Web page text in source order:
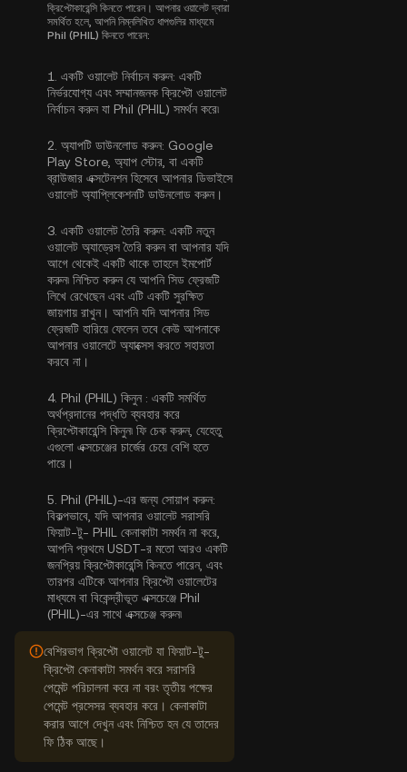
ক্রিপ্টোকারেন্সি কিনতে পারেন। আপনার ওয়ালেট দ্বারা
সমর্থিত হলে, আপনি নিম্নলিখিত ধাপগুলির মাধ্যমে
Phil (PHIL) কিনতে পারেন:
1. একটি ওয়ালেট নির্বাচন করুন: একটি
নির্ভরযোগ্য এবং সম্মানজনক ক্রিপ্টো ওয়ালেট
নির্বাচন করুন যা Phil (PHIL) সমর্থন করে৷
2. অ্যাপটি ডাউনলোড করুন: Google
Play Store, অ্যাপ স্টোর, বা একটি
ব্রাউজার এক্সটেনশন হিসেবে আপনার ডিভাইসে
ওয়ালেট অ্যাপ্লিকেশনটি ডাউনলোড করুন।
3. একটি ওয়ালেট তৈরি করুন: একটি নতুন
ওয়ালেট অ্যাড্রেস তৈরি করুন বা আপনার যদি
আগে থেকেই একটি থাকে তাহলে ইমপোর্ট
করুন৷ নিশ্চিত করুন যে আপনি সিড ফ্রেজটি
লিখে রেখেছেন এবং এটি একটি সুরক্ষিত
জায়গায় রাখুন। আপনি যদি আপনার সিড
ফ্রেজটি হারিয়ে ফেলেন তবে কেউ আপনাকে
আপনার ওয়ালেটে অ্যাক্সেস করতে সহায়তা
করবে না।
4. Phil (PHIL) কিনুন : একটি সমর্থিত
অর্থপ্রদানের পদ্ধতি ব্যবহার করে
ক্রিপ্টোকারেন্সি কিনুন৷ ফি চেক করুন, যেহেতু
এগুলো এক্সচেঞ্জের চার্জের চেয়ে বেশি হতে
পারে।
5. Phil (PHIL)-এর জন্য সোয়াপ করুন:
বিকল্পভাবে, যদি আপনার ওয়ালেট সরাসরি
ফিয়াট-টু- PHIL কেনাকাটা সমর্থন না করে,
আপনি প্রথমে USDT-র মতো আরও একটি
জনপ্রিয় ক্রিপ্টোকারেন্সি কিনতে পারেন, এবং
তারপর এটিকে আপনার ক্রিপ্টো ওয়ালেটের
মাধ্যমে বা বিকেন্দ্রীভূত এক্সচেঞ্জে Phil
(PHIL)-এর সাথে এক্সচেঞ্জ করুন৷
বেশিরভাগ ক্রিপ্টো ওয়ালেট যা ফিয়াট-টু-
ক্রিপ্টো কেনাকাটা সমর্থন করে সরাসরি
পেমেন্ট পরিচালনা করে না বরং তৃতীয় পক্ষের
পেমেন্ট প্রসেসর ব্যবহার করে। কেনাকাটা
করার আগে দেখুন এবং নিশ্চিত হন যে তাদের
ফি ঠিক আছে।